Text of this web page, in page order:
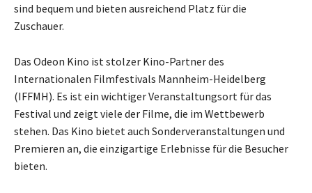
sind bequem und bieten ausreichend Platz für die
Zuschauer.
Das Odeon Kino ist stolzer Kino-Partner des
Internationalen Filmfestivals Mannheim-Heidelberg
(IFFMH). Es ist ein wichtiger Veranstaltungsort für das
Festival und zeigt viele der Filme, die im Wettbewerb
stehen. Das Kino bietet auch Sonderveranstaltungen und
Premieren an, die einzigartige Erlebnisse für die Besucher
bieten.